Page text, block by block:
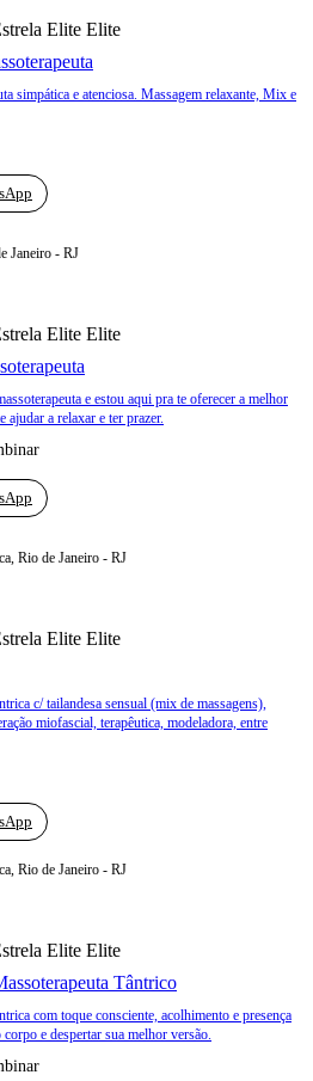
Elite
simpática e atenciosa. Massagem relaxante, Mix e
Janeiro - RJ
Elite
e estou aqui pra te oferecer a melhor
ajudar a relaxar e ter prazer.
Rio de Janeiro - RJ
Elite
c/ tailandesa sensual (mix de massagens),
miofascial, terapêutica, modeladora, entre
Rio de Janeiro - RJ
Elite
Tântrico
com toque consciente, acolhimento e presença
corpo e despertar sua melhor versão.